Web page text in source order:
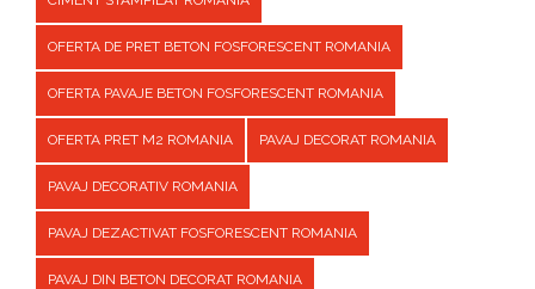
OFERTA DE PRET BETON FOSFORESCENT ROMANIA
OFERTA PAVAJE BETON FOSFORESCENT ROMANIA
OFERTA PRET M2 ROMANIA PAVAJ DECORAT ROMANIA
PAVAJ DECORATIV ROMANIA
PAVAJ DEZACTIVAT FOSFORESCENT ROMANIA
PAVAJ DIN BETON DECORAT ROMANIA